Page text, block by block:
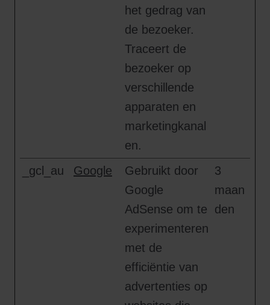
het gedrag van
de bezoeker.
Traceert de
bezoeker op
verschillende
apparaten en
marketingkanal
en.
_gcl_au Google
Gebruikt door
Google
AdSense om te
experimenteren
met de
efficiëntie van
advertenties op
3
maan
den